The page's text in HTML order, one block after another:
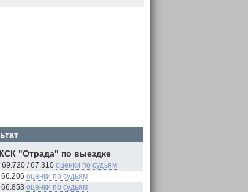
"Отрада" по выездке
69.720 / 67.310 оценки по судьям
66.206 оценки по судьям
66.853 оценки по судьям